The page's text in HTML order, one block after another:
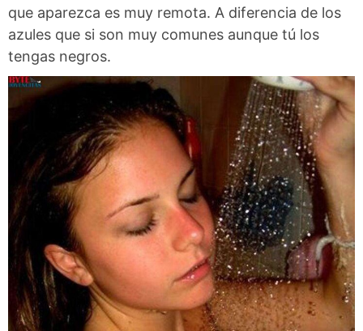
que aparezca es muy remota. A diferencia de los
azules que si son muy comunes aunque tú los
tengas negros.